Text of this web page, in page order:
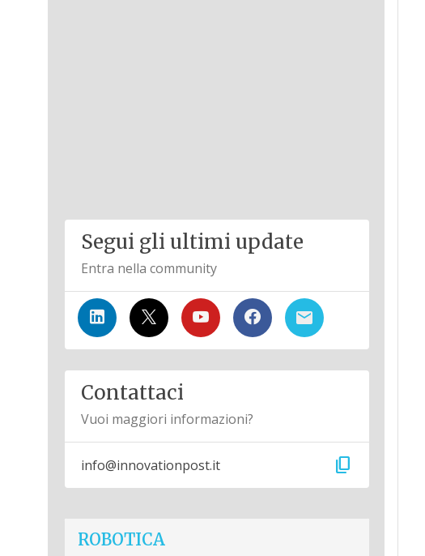
Segui gli ultimi update
Entra nella community
Contattaci
Vuoi maggiori informazioni?
info@innovationpost.it content_copy
ROBOTICA